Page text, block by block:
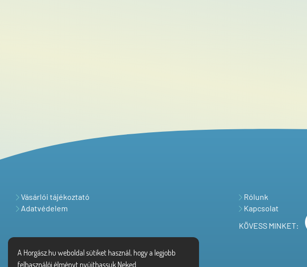
A Horgász.hu weboldal sütiket használ, hogy a legjobb
felhasználói élményt nyújthassuk Neked.
Vásárlói tájékoztató
Adatvédelem
Rólunk
Kapcsolat
KÖVESS MINKET: